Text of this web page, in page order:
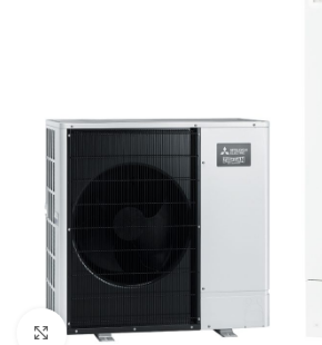
Click to enlarge